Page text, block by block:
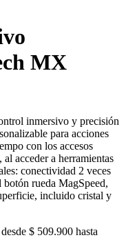
MX
inmersivo y precisión
para acciones
con los accesos
acceder a herramientas
conectividad 2 veces
rueda MagSpeed,
incluido cristal y
$ 509.900 hasta